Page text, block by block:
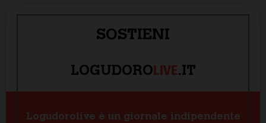
SOSTIENI
LOGUDOROLIVE.IT
Logudorolive è un giornale indipendente